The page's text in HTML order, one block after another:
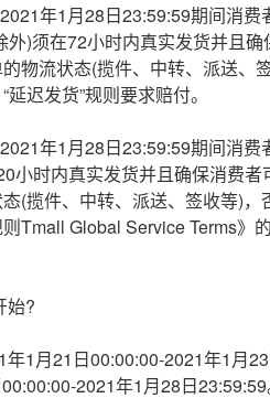
年1月28日23:59:59期间消费
)须在72小时内真实发货并且确
物流状态(揽件、中转、派送、
迟发货”规则要求赔付。
年1月28日23:59:59期间消费
小时内真实发货并且确保消费者
(揽件、中转、派送、签收等)，
Tmall Global Service Terms》
始?
1月21日00:00:00-2021年1月
2021年1月28日23:59:59